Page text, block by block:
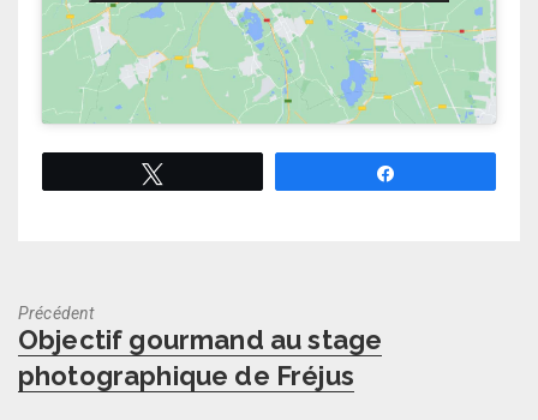
Précédent
Previous
post:
Objectif gourmand au stage
photographique de Fréjus